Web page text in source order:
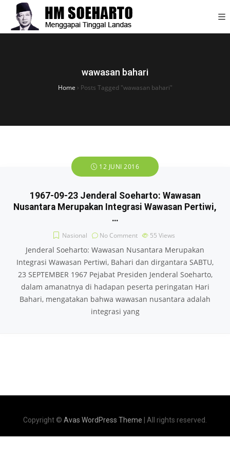
wawasan bahari
Home › Posts Tagged "wawasan bahari"
12 JUNI 2016
1967-09-23 Jenderal Soeharto: Wawasan
Nusantara Merupakan Integrasi Wawasan Pertiwi,
…
Nasional No Comment 55 Views
Jenderal Soeharto: Wawasan Nusantara Merupakan
Integrasi Wawasan Pertiwi, Bahari dan dirgantara SABTU,
23 SEPTEMBER 1967 Pejabat Presiden Jenderal Soeharto,
dalam amanatnya di hadapan peserta peringatan Hari
Bahari, mengatakan bahwa wawasan nusantara adalah
integrasi yang
Copyright © Avas WordPress Theme | All rights reserved.